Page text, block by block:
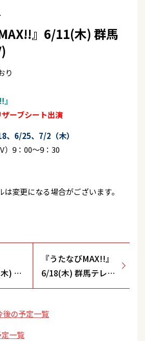
』6/11(木) 群馬
り
ーブシート出演
6/25、7/2（木）
9：00～9：30
変更になる場合がございます。
) 群
『うたなびMAX!!』
6/18(木) 群馬テレビ
(GTV)
後の予定一覧
一覧